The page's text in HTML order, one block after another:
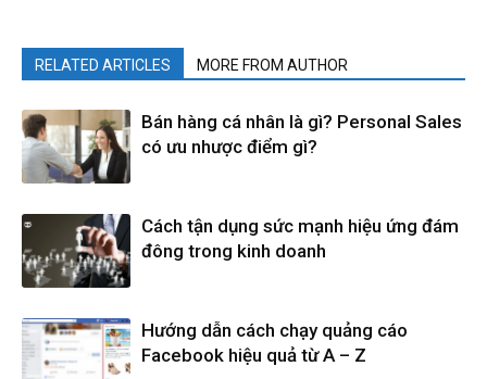
RELATED ARTICLES MORE FROM AUTHOR
Bán hàng cá nhân là gì? Personal Sales
có ưu nhược điểm gì?
Cách tận dụng sức mạnh hiệu ứng đám
đông trong kinh doanh
Hướng dẫn cách chạy quảng cáo
Facebook hiệu quả từ A – Z